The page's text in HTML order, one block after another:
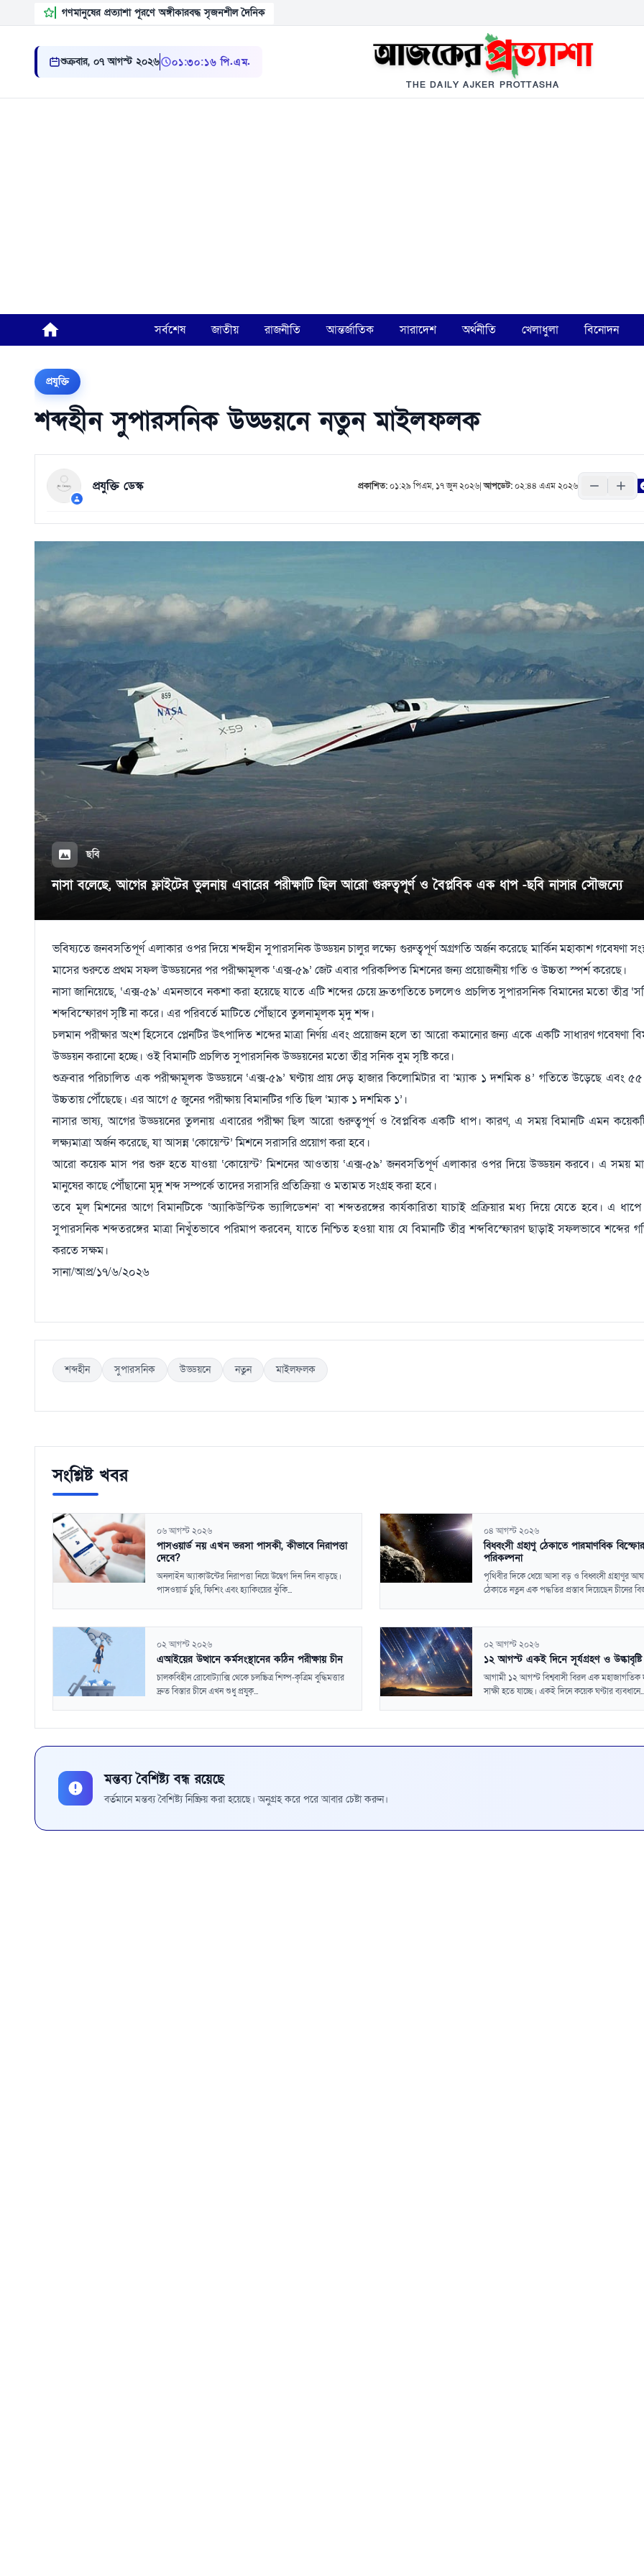
গণমানুষের প্রত্যাশা পূরণে অঙ্গীকারবদ্ধ সৃজনশীল দৈনিক
শুক্রবার, ০৭ আগস্ট ২০২৬ ০১ ৩০ ১৭ পি.এম.
THE DAILY AJKER PROTTASHA
সর্বশেষ জাতীয় রাজনীতি আন্তর্জাতিক সারাদেশ অর্থনীতি খেলাধুলা বিনোদন
প্রযুক্তি
শব্দহীন সুপারসনিক উড্ডয়নে নতুন মাইলফলক
প্রযুক্তি ডেস্ক প্রকাশিত:০১:২৯ পিএম, ১৭ জুন ২০২৬|আপডেট:০২:৪৪ এএম ২০২৬
ছবি
নাসা বলেছে, আগের ফ্লাইটের তুলনায় এবারের পরীক্ষাটি ছিল আরো গুরুত্বপূর্ণ ও বৈপ্লবিক এক ধাপ -ছবি নাসার সৌজন্যে
ভবিষ্যতে জনবসতিপূর্ণ এলাকার ওপর দিয়ে শব্দহীন সুপারসনিক উড্ডয়ন চালুর লক্ষ্যে গুরুত্বপূর্ণ অগ্রগতি অর্জন করেছে মার্কিন মহাকাশ গবেষণা
মাসের শুরুতে প্রথম সফল উড্ডয়নের পর পরীক্ষামূলক ‘এক্স-৫৯’ জেট এবার পরিকল্পিত মিশনের জন্য প্রয়োজনীয় গতি ও উচ্চতা স্পর্শ করেছে।
নাসা জানিয়েছে, ‘এক্স-৫৯’ এমনভাবে নকশা করা হয়েছে যাতে এটি শব্দের চেয়ে দ্রুতগতিতে চললেও প্রচলিত সুপারসনিক বিমানের মতো তীব্র
শব্দবিস্ফোরণ সৃষ্টি না করে। এর পরিবর্তে মাটিতে পৌঁছাবে তুলনামূলক মৃদু শব্দ।
চলমান পরীক্ষার অংশ হিসেবে প্লেনটির উৎপাদিত শব্দের মাত্রা নির্ণয় এবং প্রয়োজন হলে তা আরো কমানোর জন্য একে একটি সাধারণ গবেষণা
উড্ডয়ন করানো হচ্ছে। ওই বিমানটি প্রচলিত সুপারসনিক উড্ডয়নের মতো তীব্র সনিক বুম সৃষ্টি করে।
শুক্রবার পরিচালিত এক পরীক্ষামূলক উড্ডয়নে ‘এক্স-৫৯’ ঘণ্টায় প্রায় দেড় হাজার কিলোমিটার বা ‘ম্যাক ১ দশমিক ৪’ গতিতে উড়েছে এবং
উচ্চতায় পৌঁছেছে। এর আগে ৫ জুনের পরীক্ষায় বিমানটির গতি ছিল ‘ম্যাক ১ দশমিক ১’।
নাসার ভাষ্য, আগের উড্ডয়নের তুলনায় এবারের পরীক্ষা ছিল আরো গুরুত্বপূর্ণ ও বৈপ্লবিক একটি ধাপ। কারণ, এ সময় বিমানটি এমন
লক্ষ্যমাত্রা অর্জন করেছে, যা আসন্ন ‘কোয়েস্ট’ মিশনে সরাসরি প্রয়োগ করা হবে।
আরো কয়েক মাস পর শুরু হতে যাওয়া ‘কোয়েস্ট’ মিশনের আওতায় ‘এক্স-৫৯’ জনবসতিপূর্ণ এলাকার ওপর দিয়ে উড্ডয়ন করবে। এ সময়
মানুষের কাছে পৌঁছানো মৃদু শব্দ সম্পর্কে তাদের সরাসরি প্রতিক্রিয়া ও মতামত সংগ্রহ করা হবে।
তবে মূল মিশনের আগে বিমানটিকে ‘অ্যাকিউস্টিক ভ্যালিডেশন’ বা শব্দতরঙ্গের কার্যকারিতা যাচাই প্রক্রিয়ার মধ্য দিয়ে যেতে হবে। এ
সুপারসনিক শব্দতরঙ্গের মাত্রা নিখুঁতভাবে পরিমাপ করবেন, যাতে নিশ্চিত হওয়া যায় যে বিমানটি তীব্র শব্দবিস্ফোরণ ছাড়াই সফলভাবে শব্দের
করতে সক্ষম।
সানা/আপ্র/১৭/৬/২০২৬
শব্দহীন সুপারসনিক উড্ডয়নে নতুন মাইলফলক
সংশ্লিষ্ট খবর
০৬ আগস্ট ২০২৬
পাসওয়ার্ড নয় এখন ভরসা পাসকী, কীভাবে নিরাপত্তা
দেবে?
অনলাইন অ্যাকাউন্টের নিরাপত্তা নিয়ে উদ্বেগ দিন দিন বাড়ছে।
পাসওয়ার্ড চুরি, ফিশিং এবং হ্যাকিংয়ের ঝুঁকি...
০৪ আগস্ট ২০২৬
বিধ্বংসী গ্রহাণু ঠেকাতে পারমাণবিক
পরিকল্পনা
পৃথিবীর দিকে ধেয়ে আসা বড় ও বিধ্বংসী গ্রহাণুর
ঠেকাতে নতুন এক পদ্ধতির প্রস্তাব দিয়েছেন চীনের
০২ আগস্ট ২০২৬
এআইয়ের উত্থানে কর্মসংস্থানের কঠিন পরীক্ষায় চীন
চালকবিহীন রোবোট্যাক্সি থেকে চলচ্চিত্র শিল্প-কৃত্রিম বুদ্ধিমত্তার
দ্রুত বিস্তার চীনে এখন শুধু প্রযুক্...
০২ আগস্ট ২০২৬
১২ আগস্ট একই দিনে সূর্যগ্রহণ ও উল্কাবৃষ্টি
আগামী ১২ আগস্ট বিশ্ববাসী বিরল এক মহাজাগতিক
সাক্ষী হতে যাচ্ছে। একই দিনে কয়েক ঘণ্টার ব্যবধানে...
মন্তব্য বৈশিষ্ট্য বন্ধ রয়েছে
বর্তমানে মন্তব্য বৈশিষ্ট্য নিষ্ক্রিয় করা হয়েছে। অনুগ্রহ করে পরে আবার চেষ্টা করুন।